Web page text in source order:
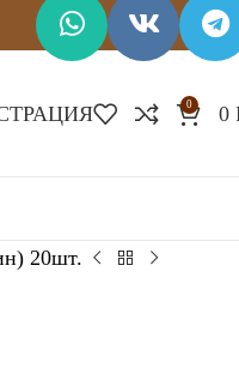
0 0
20шт.